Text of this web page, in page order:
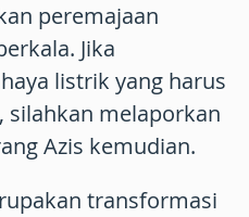
peremajaan
Jika
listrik yang harus
, silahkan melaporkan
Azis kemudian.
transformasi